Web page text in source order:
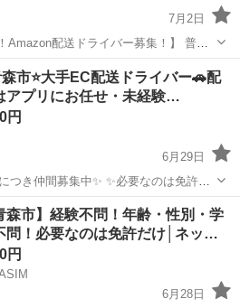
7月2日
Amazon配送ドライバー募集！】 普通
研修と横乗り指導で安心スタート♪ 軽
がない方も活躍できます☆ 週休2日制
Amazon
森市⭐️大手EC配送ドライバー🚗配
アプリにお任せ・未経験…
円
6月29日
中✨ ✨必要なのは免許と
体
男女問わず活躍できます💪 ✨完全未経
荷物
森市】経験不問！年齢・性別・学
問！必要なのは免許だけ│ネッ…
円
6月28日